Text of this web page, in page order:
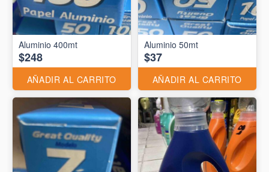
Aluminio 400mt
$248
AÑADIR AL CARRITO
Aluminio 50mt
$37
AÑADIR AL CARRITO